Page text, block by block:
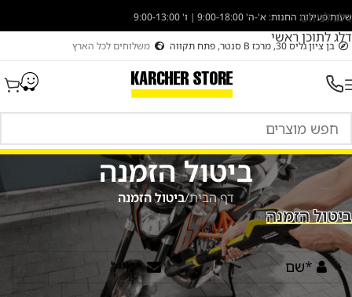
דלג לניווט
דלג לתוכן ראשי
שעות פעילות החנות: א'-ה' 9:00-18:00 | ו' 9:00-13:00
בן ציון גליס 30, מרכז B סנטר, פתח תקווה משלוחים לכל הארץ
ביטול הזמנה
דף הבית/ביטול הזמנה
ביטול הזמנה